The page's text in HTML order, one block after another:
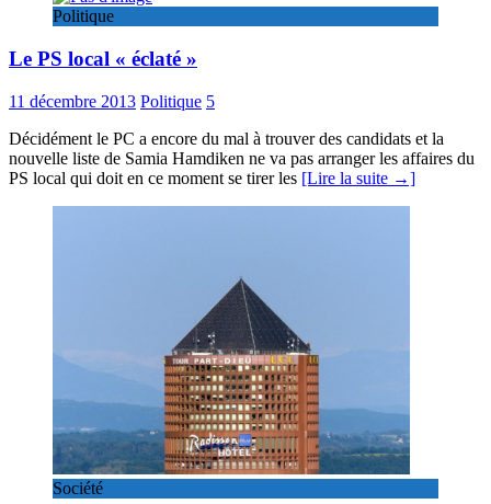
Politique
Le PS local « éclaté »
11 décembre 2013 Politique 5
Décidément le PC a encore du mal à trouver des candidats et la
nouvelle liste de Samia Hamdiken ne va pas arranger les affaires du
PS local qui doit en ce moment se tirer les [Lire la suite →]
Société